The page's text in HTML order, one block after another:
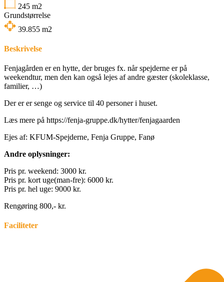
245 m2
Grundstørrelse
39.855 m2
Beskrivelse
Fenjagården er en hytte, der bruges fx. når spejderne er på
weekendtur, men den kan også lejes af andre gæster (skoleklasse,
familier, …)
Der er er senge og service til 40 personer i huset.
Læs mere på https://fenja-gruppe.dk/hytter/fenjagaarden
Ejes af: KFUM-Spejderne, Fenja Gruppe, Fanø
Andre oplysninger:
Pris pr. weekend: 3000 kr.
Pris pr. kort uge(man-fre): 6000 kr.
Pris pr. hel uge: 9000 kr.
Rengøring 800,- kr.
Faciliteter